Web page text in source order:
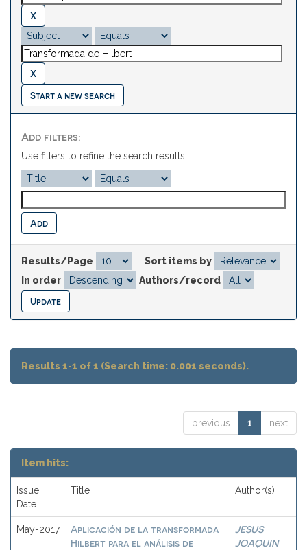
Start a new search
Add filters:
Use filters to refine the search results.
Results/Page
Sort items by
In order
Authors/record
Results 1-1 of 1 (Search time: 0.001 seconds).
previous 1 next
Item hits:
Issue
Date
Title Author(s)
May-2017
Aplicación de la transformada
Hilbert para el análisis de
JESUS
JOAQUIN